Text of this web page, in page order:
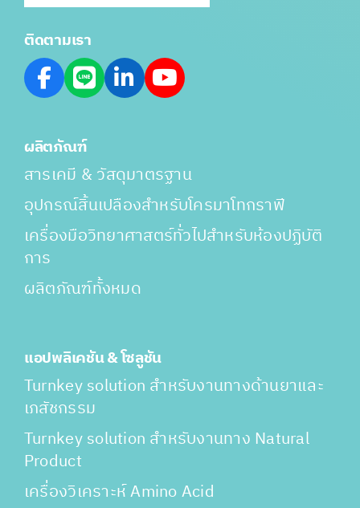
ติดตามเรา
ผลิตภัณฑ์
สารเคมี & วัสดุมาตรฐาน
อุปกรณ์สิ้นเปลืองสำหรับโครมาโทกราฟี
เครื่องมือวิทยาศาสตร์ทั่วไปสำหรับห้องปฏิบัติ
การ
ผลิตภัณฑ์ทั้งหมด
แอปพลิเคชัน & โซลูชัน
Turnkey solution สำหรับงานทางด้านยาและ
เภสัชกรรม
Turnkey solution สำหรับงานทาง Natural
Product
เครื่องวิเคราะห์ Amino Acid